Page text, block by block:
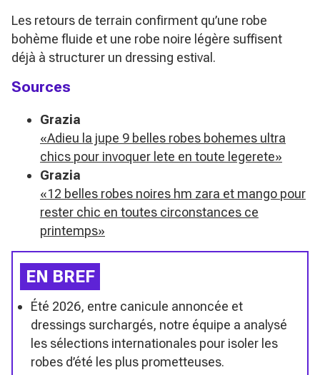
Les retours de terrain confirment qu’une robe
bohème fluide et une robe noire légère suffisent
déjà à structurer un dressing estival.
Sources
Grazia
«Adieu la jupe 9 belles robes bohemes ultra
chics pour invoquer lete en toute legerete»
Grazia
«12 belles robes noires hm zara et mango pour
rester chic en toutes circonstances ce
printemps»
EN BREF
Été 2026, entre canicule annoncée et
dressings surchargés, notre équipe a analysé
les sélections internationales pour isoler les
robes d’été les plus prometteuses.